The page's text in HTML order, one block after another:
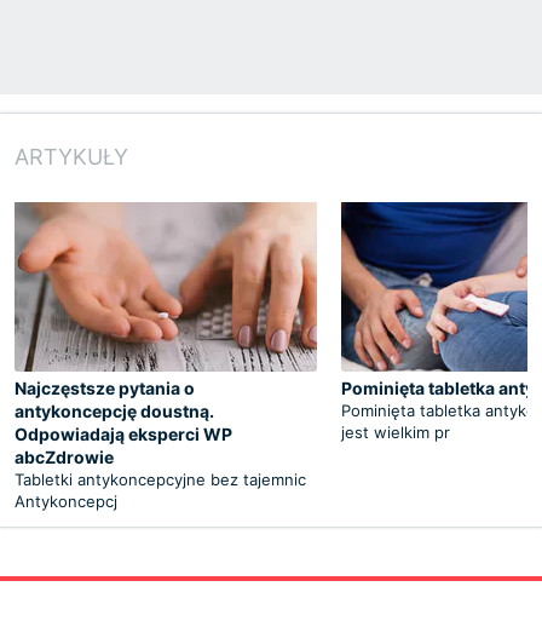
ARTYKUŁY
Najczęstsze pytania o
antykoncepcję doustną.
Odpowiadają eksperci WP
abcZdrowie
Tabletki antykoncepcyjne bez tajemnic
Antykoncepcj
Pominięta tabletka
Pominięta tabletka
jest wielkim pr